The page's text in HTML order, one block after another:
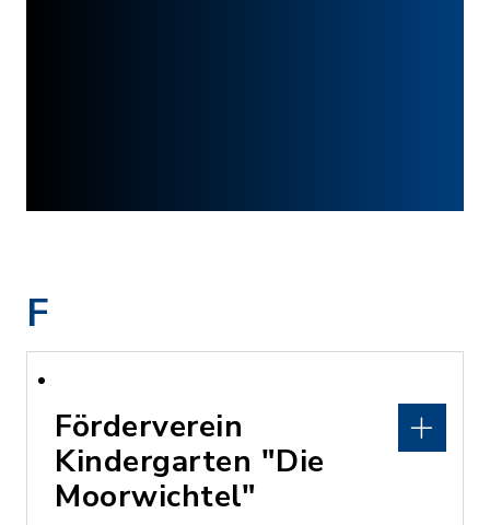
F
Förderverein
Kindergarten "Die
Moorwichtel"